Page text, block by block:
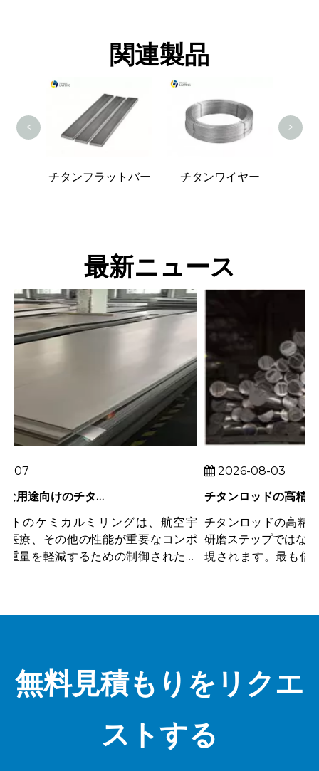
関連製品
チタンフラットバー チタンワイヤー
< >
最新ニュース
07
重量が重要な用途向けのチタンシートのケミカルミリング
のケミカルミリングは、航空宇
療、その他の性能が重要なコンポ
量を軽減するための制御された方
2026-08-03
チタンロッドの高精度
研磨ステップではなく
現されます。最も信
無料見積もりをリクエ
ストする